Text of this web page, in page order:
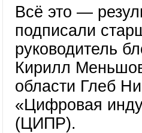
Всё это —
подписали
руководитель
Кирилл
области Глеб
«Цифровая
(ЦИПР).